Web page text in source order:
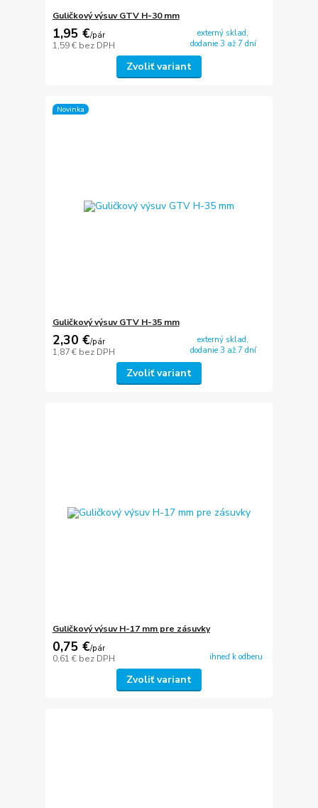
Guličkový výsuv GTV H-30 mm
1,95 €/pár
1,59 € bez DPH
externý sklad,
dodanie 3 až 7 dní
Zvoliť variant
Novinka
Guličkový výsuv GTV H-35 mm
2,30 €/pár
1,87 € bez DPH
externý sklad,
dodanie 3 až 7 dní
Zvoliť variant
Guličkový výsuv H-17 mm pre zásuvky
0,75 €/pár
0,61 € bez DPH ihneď k odberu
Zvoliť variant